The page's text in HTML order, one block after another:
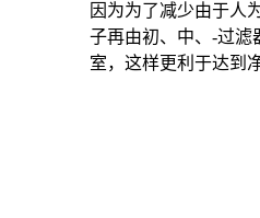
因为为了减少由于人
子再由初、中、-过滤
室，这样更利于达到